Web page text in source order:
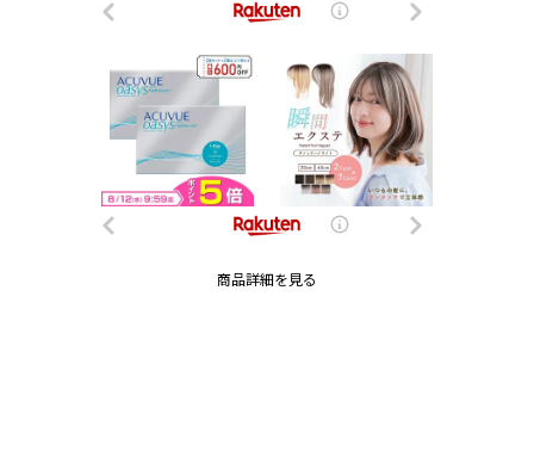
商品詳細を見る